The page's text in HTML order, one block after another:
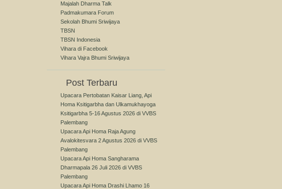
Majalah Dharma Talk
Padmakumara Forum
Sekolah Bhumi Sriwijaya
TBSN
TBSN Indonesia
Vihara di Facebook
Vihara Vajra Bhumi Sriwijaya
Post Terbaru
Upacara Pertobatan Kaisar Liang, Api
Homa Ksitigarbha dan Ulkamukhayoga
Ksitigarbha 5-16 Agustus 2026 di VVBS
Palembang
Upacara Api Homa Raja Agung
Avalokitesvara 2 Agustus 2026 di VVBS
Palembang
Upacara Api Homa Sangharama
Dharmapala 26 Juli 2026 di VVBS
Palembang
Upacara Api Homa Drashi Lhamo 16